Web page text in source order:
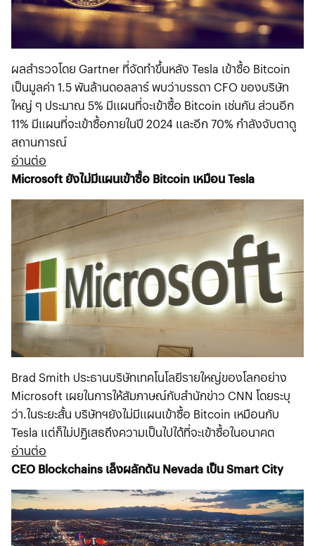
ผลสำรวจโดย Gartner ที่จัดทำขึ้นหลัง Tesla เข้าซื้อ Bitcoin
เป็นมูลค่า 1.5 พันล้านดอลลาร์ พบว่าบรรดา CFO ของบริษัท
ใหญ่ ๆ ประมาณ 5% มีแผนที่จะเข้าซื้อ Bitcoin เช่นกัน ส่วนอีก
11% มีแผนที่จะเข้าซื้อภายในปี 2024 และอีก 70% กำลังจับตาดู
สถานการณ์
อ่านต่อ
Microsoft ยังไม่มีแผนเข้าซื้อ Bitcoin เหมือน Tesla
Brad Smith ประธานบริษัทเทคโนโลยีรายใหญ่ของโลกอย่าง
Microsoft เผยในการให้สัมภาษณ์กับสำนักข่าว CNN โดยระบุ
ว่า.ในระยะสั้น บริษัทฯยังไม่มีแผนเข้าซื้อ Bitcoin เหมือนกับ
Tesla แต่ก็ไม่ปฏิเสธถึงความเป็นไปได้ที่จะเข้าซื้อในอนาคต
อ่านต่อ
CEO Blockchains เล็งผลักดัน Nevada เป็น Smart City